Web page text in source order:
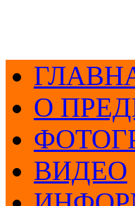
О
ВИДЕО